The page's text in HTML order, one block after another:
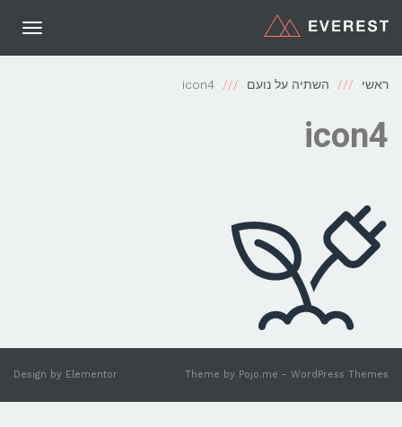
ראשי השתיה על נועם icon4
icon4
Theme by Pojo.me - WordPress Themes
Design by Elementor